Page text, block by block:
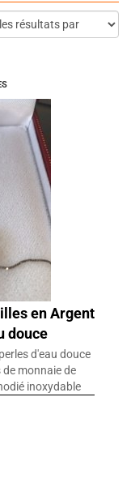
en Argent
douce
d'eau douce
monnaie de
inoxydable